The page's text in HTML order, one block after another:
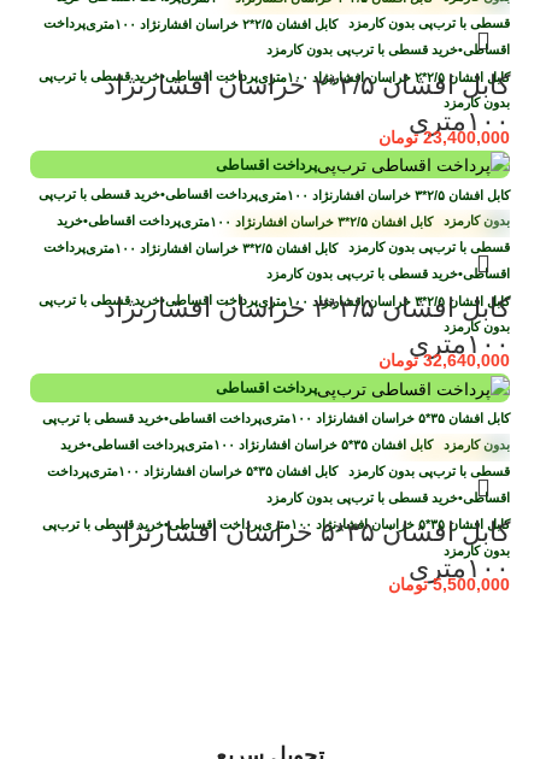
قسطی با ترب‌پی بدون کارمزد
پرداخت
اقساطی•خرید قسطی با ترب‌پی بدون کارمزد
پرداخت اقساطی•خرید قسطی با ترب‌پی
بدون کارمزد
کابل افشان ۲/۵*۲ خراسان افشارنژاد
۱۰۰متری
23,400,000 تومان
پرداخت اقساطی
پرداخت اقساطی•خرید قسطی با ترب‌پی
بدون کارمزد
پرداخت اقساطی•خرید
قسطی با ترب‌پی بدون کارمزد
پرداخت
اقساطی•خرید قسطی با ترب‌پی بدون کارمزد
پرداخت اقساطی•خرید قسطی با ترب‌پی
بدون کارمزد
کابل افشان ۲/۵*۳ خراسان افشارنژاد
۱۰۰متری
32,640,000 تومان
پرداخت اقساطی
پرداخت اقساطی•خرید قسطی با ترب‌پی
بدون کارمزد
پرداخت اقساطی•خرید
قسطی با ترب‌پی بدون کارمزد
پرداخت
اقساطی•خرید قسطی با ترب‌پی بدون کارمزد
پرداخت اقساطی•خرید قسطی با ترب‌پی
بدون کارمزد
کابل افشان ۳۵*۵ خراسان افشارنژاد
۱۰۰متری
5,500,000 تومان